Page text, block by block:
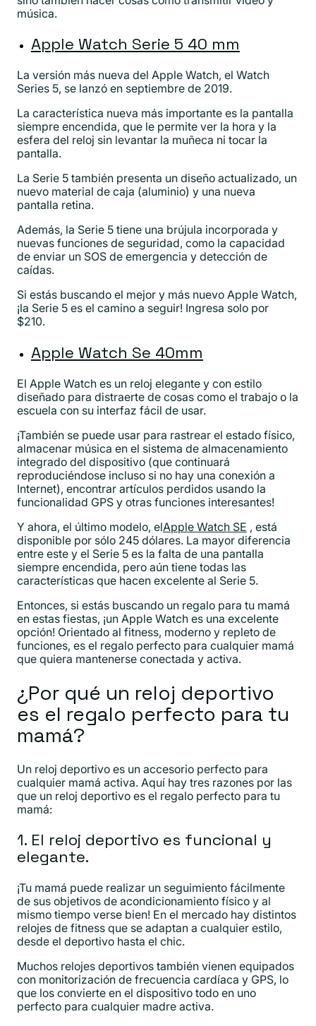
música.
Apple Watch Serie 5 40 mm
La versión más nueva del Apple Watch, el Watch
Series 5, se lanzó en septiembre de 2019.
La característica nueva más importante es la pantalla
siempre encendida, que le permite ver la hora y la
esfera del reloj sin levantar la muñeca ni tocar la
pantalla.
La Serie 5 también presenta un diseño actualizado, un
nuevo material de caja (aluminio) y una nueva
pantalla retina.
Además, la Serie 5 tiene una brújula incorporada y
nuevas funciones de seguridad, como la capacidad
de enviar un SOS de emergencia y detección de
caídas.
Si estás buscando el mejor y más nuevo Apple Watch,
¡la Serie 5 es el camino a seguir! Ingresa solo por
$210.
Apple Watch Se 40mm
El Apple Watch es un reloj elegante y con estilo
diseñado para distraerte de cosas como el trabajo o la
escuela con su interfaz fácil de usar.
¡También se puede usar para rastrear el estado físico,
almacenar música en el sistema de almacenamiento
integrado del dispositivo (que continuará
reproduciéndose incluso si no hay una conexión a
Internet), encontrar artículos perdidos usando la
funcionalidad GPS y otras funciones interesantes!
Y ahora, el último modelo, elApple Watch SE , está
disponible por sólo 245 dólares. La mayor diferencia
entre este y el Serie 5 es la falta de una pantalla
siempre encendida, pero aún tiene todas las
características que hacen excelente al Serie 5.
Entonces, si estás buscando un regalo para tu mamá
en estas fiestas, ¡un Apple Watch es una excelente
opción! Orientado al fitness, moderno y repleto de
funciones, es el regalo perfecto para cualquier mamá
que quiera mantenerse conectada y activa.
¿Por qué un reloj deportivo
es el regalo perfecto para tu
mamá?
Un reloj deportivo es un accesorio perfecto para
cualquier mamá activa. Aquí hay tres razones por las
que un reloj deportivo es el regalo perfecto para tu
mamá:
1. El reloj deportivo es funcional y
elegante.
¡Tu mamá puede realizar un seguimiento fácilmente
de sus objetivos de acondicionamiento físico y al
mismo tiempo verse bien! En el mercado hay distintos
relojes de fitness que se adaptan a cualquier estilo,
desde el deportivo hasta el chic.
Muchos relojes deportivos también vienen equipados
con monitorización de frecuencia cardíaca y GPS, lo
que los convierte en el dispositivo todo en uno
perfecto para cualquier madre activa.